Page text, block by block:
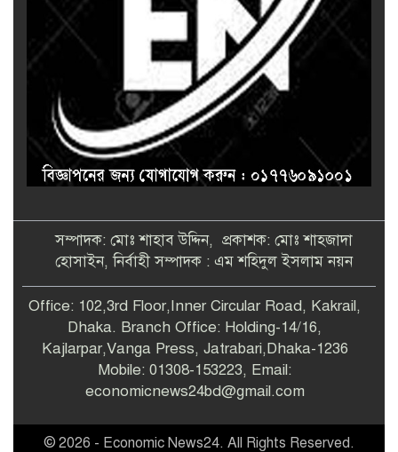
সম্পাদক: মোঃ শাহাব উদ্দিন, প্রকাশক: মোঃ শাহজাদা
হোসাইন, নির্বাহী সম্পাদক : এম শহিদুল ইসলাম নয়ন
Office: 102,3rd Floor,Inner Circular Road, Kakrail,
Dhaka. Branch Office: Holding-14/16,
Kajlarpar,Vanga Press, Jatrabari,Dhaka-1236
Mobile: 01308-153223, Email:
economicnews24bd@gmail.com
© 2026 - Economic News24. All Rights Reserved.